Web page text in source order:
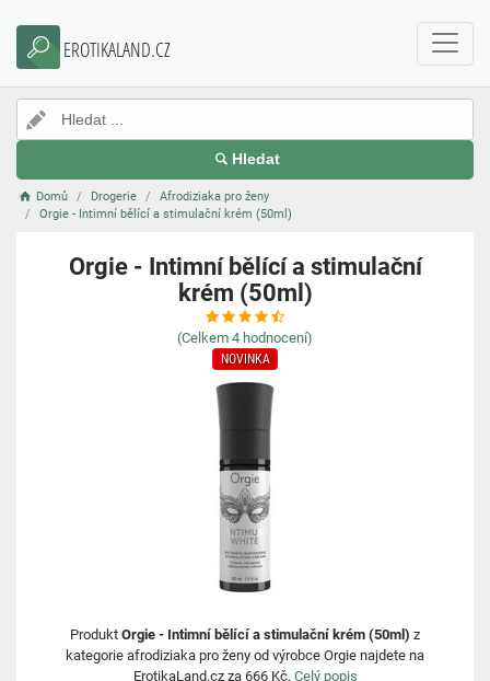
EROTIKALAND.CZ
Hledat
Domů Drogerie
Afrodiziaka pro ženy
Orgie - Intimní bělící a stimulační krém (50ml)
Orgie - Intimní bělící a stimulační
krém (50ml)
(Celkem 4 hodnocení)
NOVINKA
Produkt Orgie - Intimní bělící a stimulační krém (50ml) z
kategorie afrodiziaka pro ženy od výrobce Orgie najdete na
ErotikaLand.cz za 666 Kč. Celý popis